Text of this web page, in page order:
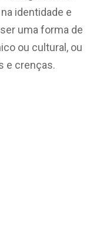
identidade e
uma forma de
ou cultural, ou
e crenças.